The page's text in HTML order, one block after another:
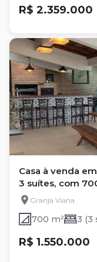
R$ 2.359.000
Casa à venda
3 suítes, com
Granja Viana
700 m² 3 (3
R$ 1.550.000